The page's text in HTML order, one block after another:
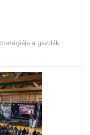
a gazdák